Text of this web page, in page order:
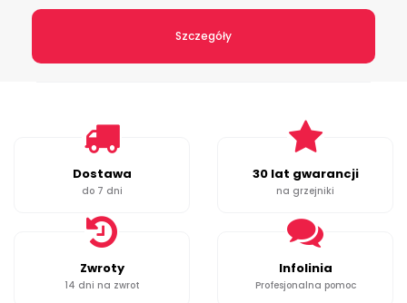
Szczegóły
Dostawa
do 7 dni
30 lat gwarancji
na grzejniki
Zwroty
14 dni na zwrot
Infolinia
Profesjonalna pomoc